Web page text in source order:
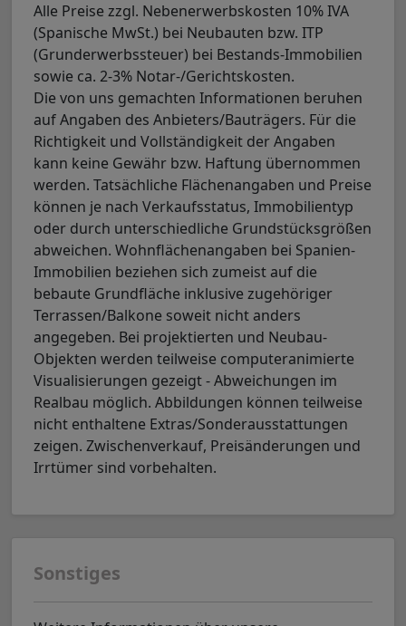
Alle Preise zzgl. Nebenerwerbskosten 10% IVA
(Spanische MwSt.) bei Neubauten bzw. ITP
(Grunderwerbssteuer) bei Bestands-Immobilien
sowie ca. 2-3% Notar-/Gerichtskosten.
Die von uns gemachten Informationen beruhen
auf Angaben des Anbieters/Bauträgers. Für die
Richtigkeit und Vollständigkeit der Angaben
kann keine Gewähr bzw. Haftung übernommen
werden. Tatsächliche Flächenangaben und Preise
können je nach Verkaufsstatus, Immobilientyp
oder durch unterschiedliche Grundstücksgrößen
abweichen. Wohnflächenangaben bei Spanien-
Immobilien beziehen sich zumeist auf die
bebaute Grundfläche inklusive zugehöriger
Terrassen/Balkone soweit nicht anders
angegeben. Bei projektierten und Neubau-
Objekten werden teilweise computeranimierte
Visualisierungen gezeigt - Abweichungen im
Realbau möglich. Abbildungen können teilweise
nicht enthaltene Extras/Sonderausstattungen
zeigen. Zwischenverkauf, Preisänderungen und
Irrtümer sind vorbehalten.
Sonstiges